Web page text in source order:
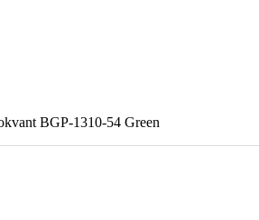
BGP-1310-54 Green